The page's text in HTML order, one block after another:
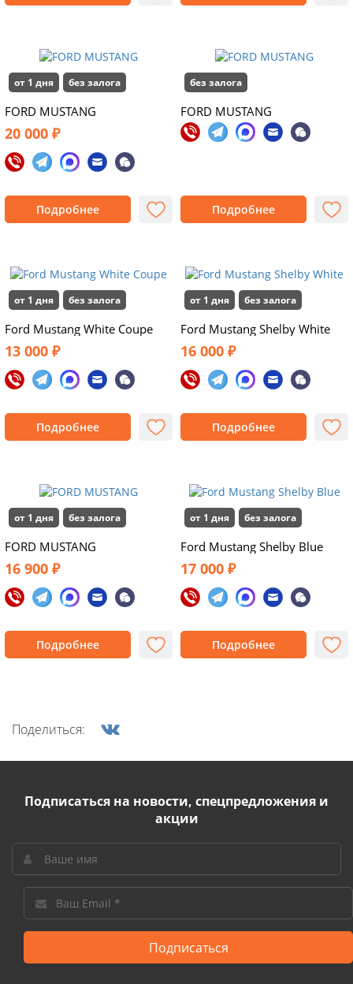
от 1 дня без залога
FORD MUSTANG
20 000 ₽
Подробнее
без залога
FORD MUSTANG
Подробнее
от 1 дня без залога
Ford Mustang White Coupe
13 000 ₽
Подробнее
от 1 дня без залога
Ford Mustang Shelby White
16 000 ₽
Подробнее
от 1 дня без залога
FORD MUSTANG
16 900 ₽
Подробнее
от 1 дня без залога
Ford Mustang Shelby Blue
17 000 ₽
Подробнее
Поделиться:
Подписаться на новости, спецпредложения и
акции
Подписаться